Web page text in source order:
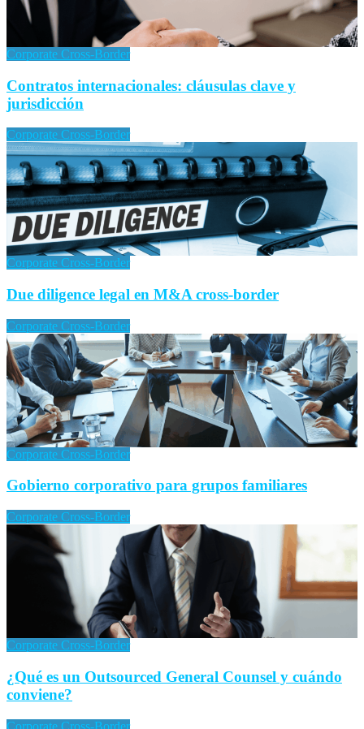
Corporate Cross-Border
Contratos internacionales: cláusulas clave y
jurisdicción
Corporate Cross-Border
Corporate Cross-Border
Due diligence legal en M&A cross-border
Corporate Cross-Border
Corporate Cross-Border
Gobierno corporativo para grupos familiares
Corporate Cross-Border
Corporate Cross-Border
¿Qué es un Outsourced General Counsel y cuándo
conviene?
Corporate Cross-Border